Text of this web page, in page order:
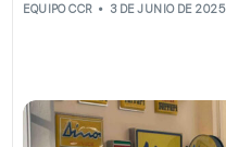
EQUIPO CCR 3 DE JUNIO DE 2025